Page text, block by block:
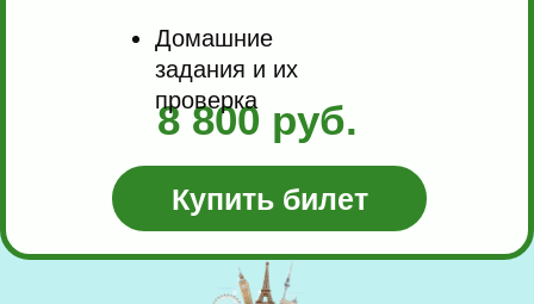
03
8 800 руб.
Домашние
задания и их
проверка
Купить билет